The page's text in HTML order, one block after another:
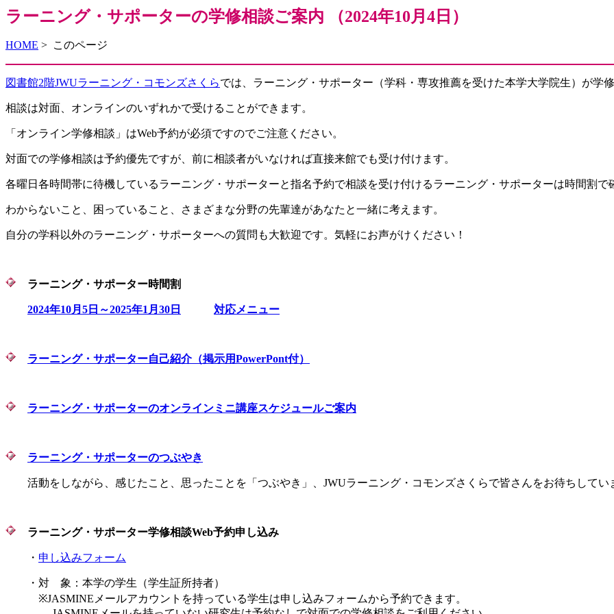
ラーニング・サポーターの学修相談ご案内 （2024年10月4日）
HOME > このページ
図書館2階JWUラーニング・コモンズさくらでは、ラーニング・サポーター（学科・専攻推薦を受けた本学大学院生）が学
相談は対面、オンラインのいずれかで受けることができます。
「オンライン学修相談」はWeb予約が必須ですのでご注意ください。
対面での学修相談は予約優先ですが、前に相談者がいなければ直接来館でも受け付けます。
各曜日各時間帯に待機しているラーニング・サポーターと指名予約で相談を受け付けるラーニング・サポーターは時間割で
わからないこと、困っていること、さまざまな分野の先輩達があなたと一緒に考えます。
自分の学科以外のラーニング・サポーターへの質問も大歓迎です。気軽にお声がけください！
ラーニング・サポーター時間割
2024年10月5日～2025年1月30日 対応メニュー
ラーニング・サポーター自己紹介（掲示用PowerPont付）
ラーニング・サポーターのオンラインミニ講座スケジュールご案内
ラーニング・サポーターのつぶやき
活動をしながら、感じたこと、思ったことを「つぶやき」、JWUラーニング・コモンズさくらで皆さんをお待ちしてい
ラーニング・サポーター学修相談Web予約申し込み
・ 申し込みフォーム
・対 象：本学の学生（学生証所持者）
※JASMINEメールアカウントを持っている学生は申し込みフォームから予約できます。